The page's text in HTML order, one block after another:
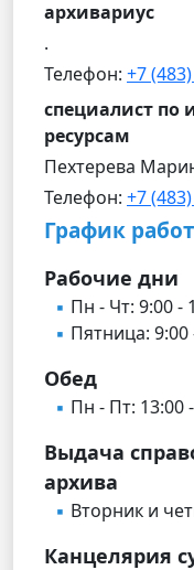
архивариус
.
Телефон: +7
специалист
ресурсам
Пехтерева
Телефон: +7
График
Рабочие дни
Пн - Чт: 9:00 -
Пятница: 9:00
Обед
Пн - Пт: 13:00
Выдача
архива
Вторник и
Канцелярия